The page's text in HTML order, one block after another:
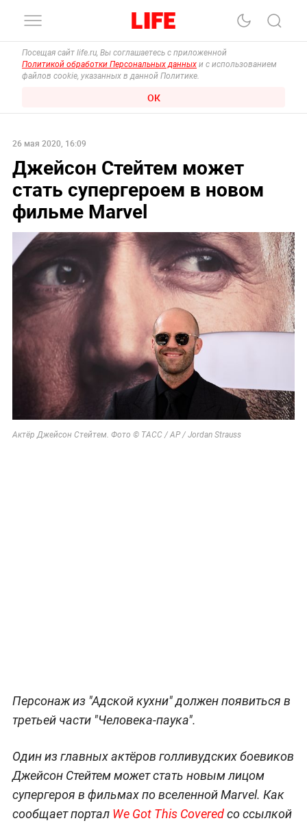
Посещая сайт life.ru, Вы соглашаетесь с приложенной
Политикой обработки Персональных данных и с использованием
файлов cookie, указанных в данной Политике.
ОК
26 мая 2020, 16:09
Джейсон Стейтем может
стать супергероем в новом
фильме Marvel
Актёр Джейсон Стейтем. Фото © ТАСС / AP / Jordan Strauss
Персонаж из "Адской кухни" должен появиться в
третьей части "Человека-паука".
Один из главных актёров голливудских боевиков
Джейсон Стейтем может стать новым лицом
супергероя в фильмах по вселенной Marvel. Как
сообщает портал We Got This Coveredсо ссылкой